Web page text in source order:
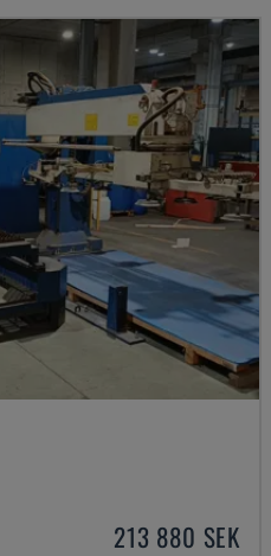
213 880 SEK